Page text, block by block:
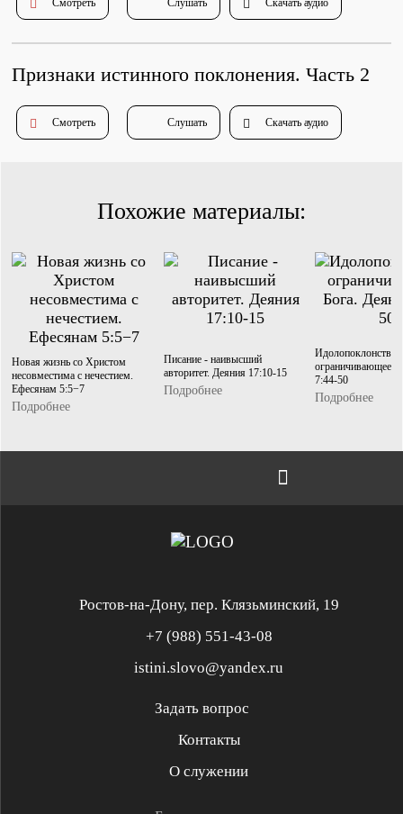
Библейская школа.
Душепопечение
Признаки истинного поклонения. Часть 2
Смотреть Слушать Скачать аудио
Похожие материалы:
Новая жизнь со Христом
несовместима с нечестием.
Ефесянам 5:5−7
Подробнее
Писание - наивысший
авторитет. Деяния 17:10-15
Подробнее
Идолопоклонство,
ограничивающее
7:44-50
Подробнее
Служение «Слово Истины»
Служение «Слово Истины»
Ростов-на-Дону, пер. Клязьминский, 19
+7 (988) 551-43-08
istini.slovo@yandex.ru
Задать вопрос
Контакты
О служении